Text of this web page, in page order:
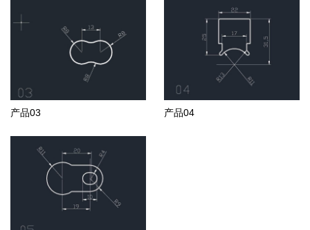
产品03 产品04